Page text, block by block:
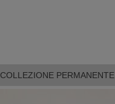
COLLEZIONE PERMANENTE